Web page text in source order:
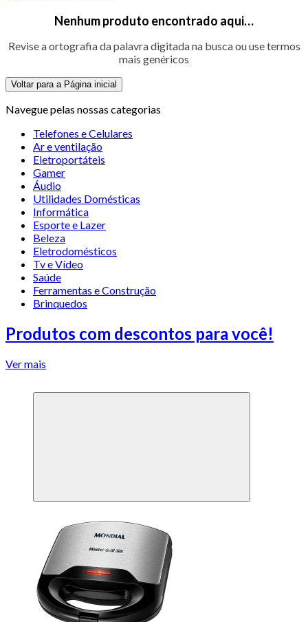
Nenhum produto encontrado aqui…
Revise a ortografia da palavra digitada na busca ou use termos
mais genéricos
Voltar para a Página inicial
Navegue pelas nossas categorias
Telefones e Celulares
Ar e ventilação
Eletroportáteis
Gamer
Áudio
Utilidades Domésticas
Informática
Esporte e Lazer
Beleza
Eletrodomésticos
Tv e Vídeo
Saúde
Ferramentas e Construção
Brinquedos
Produtos com descontos para você!
Ver mais